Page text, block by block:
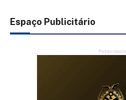
Espaço Publicitário
Publicidade